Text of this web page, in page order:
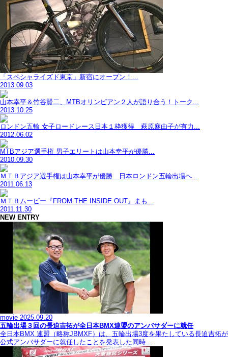
「スペシャライズド東京」新宿にオープン！...
2013.09.03
山本幸平＆竹谷賢二、MTBオリンピアン２人が語り合う！トーク...
2013.10.25
ロンドン五輪 女子ロードレース日本１枠獲得 萩原麻由子が有力...
2012.06.02
MTBアジア選手権 男子エリートは山本幸平が優勝...
2010.09.30
ＭＴＢアジア選手権は山本幸平が優勝 日本ロンドン五輪出場へ...
2011.06.13
ＭＴＢムービー『FROM THE INSIDE OUT』まも...
2011.11.30
NEW ENTRY
movie 2025.09.20
五輪出場３回の長迫吉拓が全日本BMX連盟のアンバサダーに就任
全日本BMX 連盟（略称JBMXF）は、五輪出場3度を果たしている長迫吉拓が
公式アンバサダーに就任したことを発表した同時…